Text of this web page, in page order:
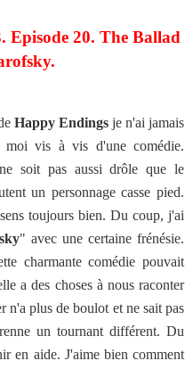
Episode 20. The Ballad
Happy Endings je n'ai jamais
moi vis à vis d'une comédie.
soit pas aussi drôle que le
un personnage casse pied.
toujours bien. Du coup, j'ai
" avec une certaine frénésie.
charmante comédie pouvait
a des choses à nous raconter
n'a plus de boulot et ne sait pas
un tournant différent. Du
en aide. J'aime bien comment